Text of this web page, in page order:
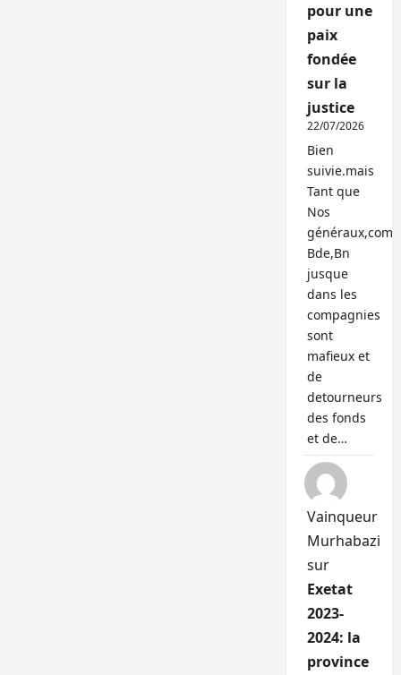
pour une
paix
fondée
sur la
justice
22/07/2026
Bien
suivie.mais
Tant que
Nos
généraux,com
Bde,Bn
jusque
dans les
compagnies
sont
mafieux et
de
detourneurs
des fonds
et de…
Vainqueur
Murhabazi
sur
Exetat
2023-
2024: la
province